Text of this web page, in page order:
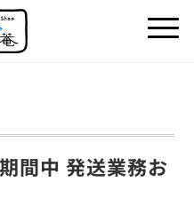
間中 発送業務お